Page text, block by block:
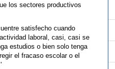
los sectores productivos
satisfecho cuando
laboral, casi, casi se
estudios o bien solo tenga
el fracaso escolar o el